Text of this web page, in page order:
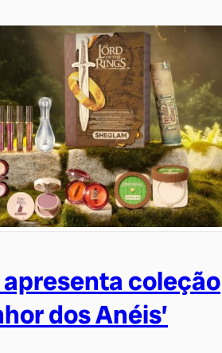
coleção
dos Anéis’